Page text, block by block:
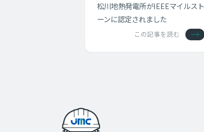
松川地熱発電所がIEEEマイルスト
ーンに認定されました
この記事を読む